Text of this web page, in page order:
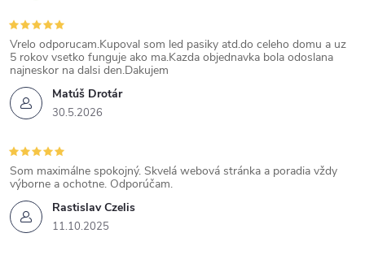
Matúš Drotár
30.5.2026
Vrelo odporucam.Kupoval som led pasiky atd.do celeho domu a uz
5 rokov vsetko funguje ako ma.Kazda objednavka bola odoslana
najneskor na dalsi den.Dakujem
Rastislav Czelis
11.10.2025
Som maximálne spokojný. Skvelá webová stránka a poradia vždy
výborne a ochotne. Odporúčam.